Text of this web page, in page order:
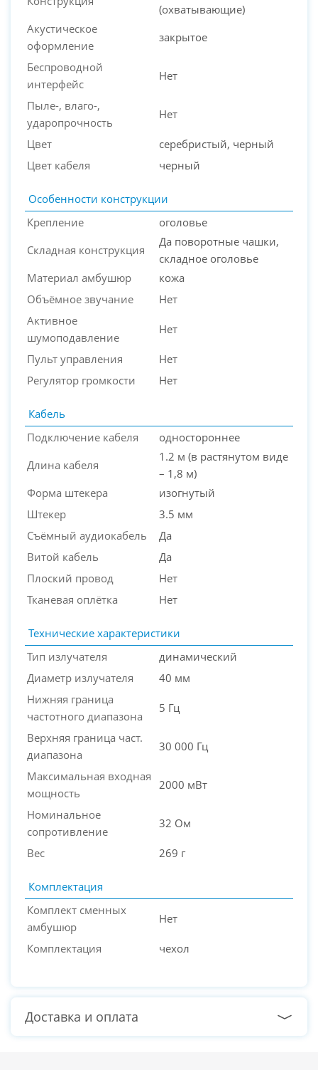
PC-Arena на карте Москвы — Яндекс Карты
(охватывающие)
Акустическое
оформление
закрытое
Беспроводной
интерфейс
Нет
Пыле-, влаго-,
ударопрочность
Нет
Цвет
серебристый, черный
Цвет кабеля
черный
Особенности конструкции
Крепление
оголовье
Складная конструкция
Да поворотные чашки,
складное оголовье
Материал амбушюр
кожа
Объёмное звучание
Нет
Активное
шумоподавление
Нет
Пульт управления
Нет
Регулятор громкости
Нет
Кабель
Подключение кабеля
одностороннее
Длина кабеля
1.2 м (в растянутом виде
– 1,8 м)
Форма штекера
изогнутый
Штекер
3.5 мм
Съёмный аудиокабель
Да
Витой кабель
Да
Плоский провод
Нет
Тканевая оплётка
Нет
Технические характеристики
Тип излучателя
динамический
Диаметр излучателя
40 мм
Нижняя граница
частотного диапазона
5 Гц
Верхняя граница част.
диапазона
30 000 Гц
Максимальная входная
мощность
2000 мВт
Номинальное
сопротивление
32 Ом
Вес 269 г
Комплектация
Комплект сменных
амбушюр
Нет
Комплектация чехол
Доставка и оплата